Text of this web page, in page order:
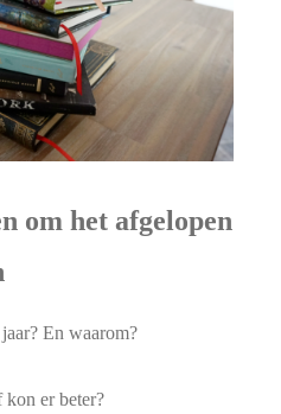
om het afgelopen
En waarom?
er beter?